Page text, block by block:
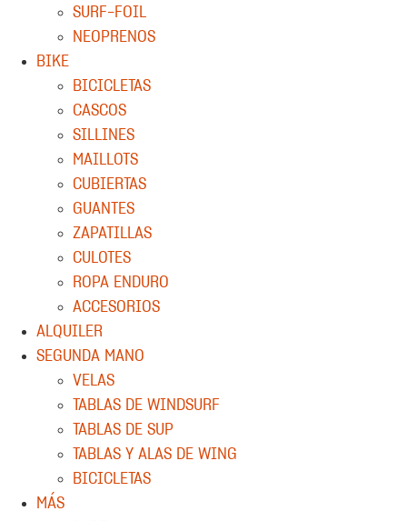
SURF-FOIL
NEOPRENOS
BIKE
BICICLETAS
CASCOS
SILLINES
MAILLOTS
CUBIERTAS
GUANTES
ZAPATILLAS
CULOTES
ROPA ENDURO
ACCESORIOS
ALQUILER
SEGUNDA MANO
VELAS
TABLAS DE WINDSURF
TABLAS DE SUP
TABLAS Y ALAS DE WING
BICICLETAS
MÁS